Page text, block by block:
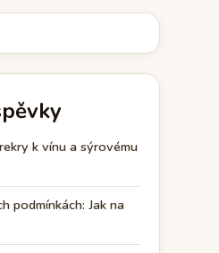
k vínu a sýrovému
podmínkách: Jak na